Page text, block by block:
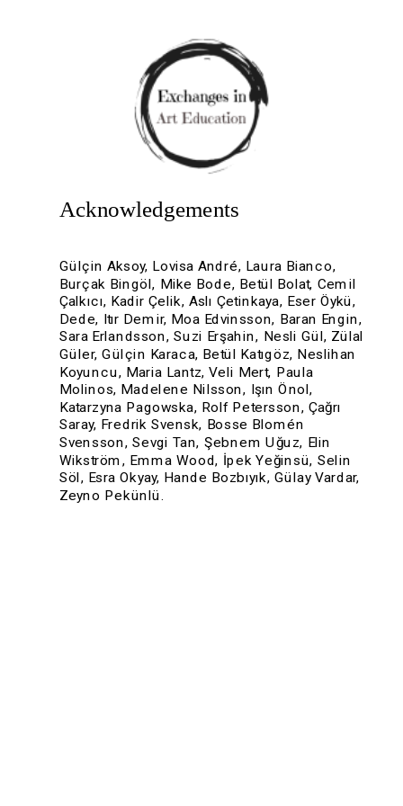
Acknowledgements
Gülçin Aksoy, Lovisa André, Laura Bianco,
Burçak Bingöl, Mike Bode, Betül Bolat, Cemil
Çalkıcı, Kadir Çelik, Aslı Çetinkaya, Eser Öykü,
Dede, Itır Demir, Moa Edvinsson, Baran Engin,
Sara Erlandsson, Suzi Erşahin, Nesli Gül, Zülal
Güler, Gülçin Karaca, Betül Katıgöz, Neslihan
Koyuncu, Maria Lantz, Veli Mert, Paula
Molinos, Madelene Nilsson, Işın Önol,
Katarzyna Pagowska, Rolf Petersson, Çağrı
Saray, Fredrik Svensk, Bosse Blomén
Svensson, Sevgi Tan, Şebnem Uğuz, Elin
Wikström, Emma Wood, İpek Yeğinsü, Selin
Söl, Esra Okyay, Hande Bozbıyık, Gülay Vardar,
Zeyno Pekünlü.